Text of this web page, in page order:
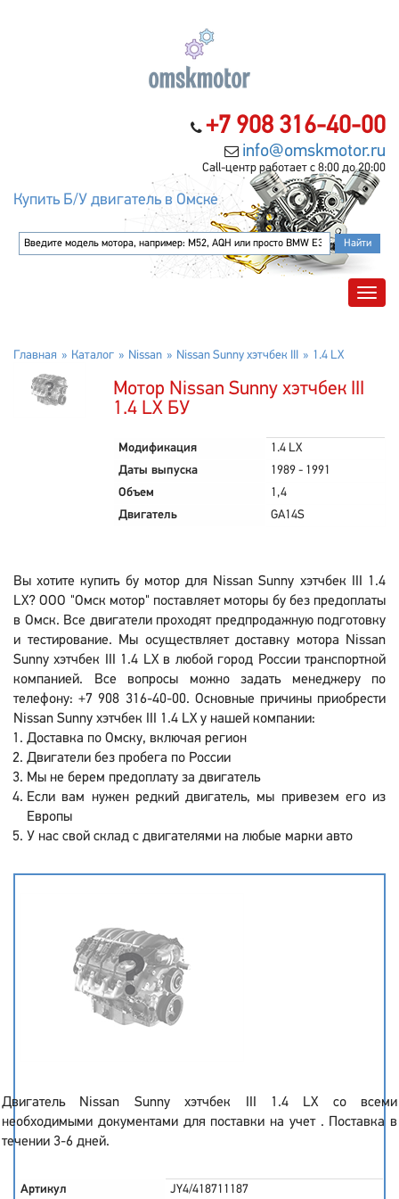
+7 908 316-40-00
info@omskmotor.ru
Call-центр работает с 8:00 до 20:00
Купить Б/У двигатель в Омске
Главная Каталог Nissan Nissan Sunny хэтчбек III 1.4 LX
Мотор Nissan Sunny хэтчбек III
1.4 LX БУ
Модификация
1.4 LX
Даты выпуска
1989 - 1991
Объем
1,4
Двигатель
GA14S
Вы хотите купить бу мотор для Nissan Sunny хэтчбек III 1.4
LX? ООО "Омск мотор" поставляет моторы бу без предоплаты
в Омск. Все двигатели проходят предпродажную подготовку
и тестирование. Мы осуществляет доставку мотора Nissan
Sunny хэтчбек III 1.4 LX в любой город России транспортной
компанией. Все вопросы можно задать менеджеру по
телефону: +7 908 316-40-00. Основные причины приобрести
Nissan Sunny хэтчбек III 1.4 LX у нашей компании:
Доставка по Омску, включая регион
Двигатели без пробега по России
Мы не берем предоплату за двигатель
Если вам нужен редкий двигатель, мы привезем его из
Европы
У нас свой склад с двигателями на любые марки авто
Двигатель Nissan Sunny хэтчбек III 1.4 LX со всеми
необходимыми документами для поставки на учет . Поставка в
течении 3-6 дней.
Артикул JY4/418711187